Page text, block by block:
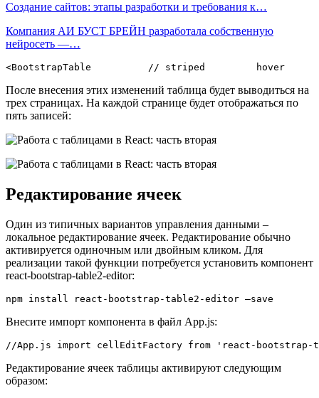
Создание сайтов: этапы разработки и требования к…
Компания АИ БУСТ БРЕЙН разработала собственную
нейросеть —…
<BootstrapTable          // striped         hover
После внесения этих изменений таблица будет выводиться на
трех страницах. На каждой странице будет отображаться по
пять записей:
Редактирование ячеек
Один из типичных вариантов управления данными –
локальное редактирование ячеек. Редактирование обычно
активируется одиночным или двойным кликом. Для
реализации такой функции потребуется установить компонент
react-bootstrap-table2-editor:
npm install react-bootstrap-table2-editor –save
Внесите импорт компонента в файл App.js:
//App.js import cellEditFactory from 'react-
Редактирование ячеек таблицы активируют следующим
образом: